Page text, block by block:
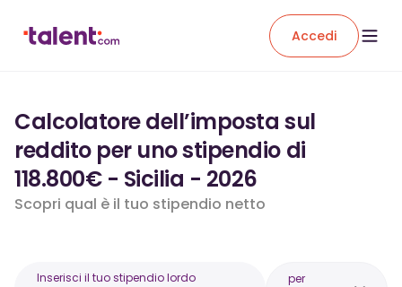
Accedi
Calcolatore dell’imposta sul
reddito per uno stipendio di
118.800€ - Sicilia - 2026
Scopri qual è il tuo stipendio netto
Inserisci il tuo stipendio lordo per